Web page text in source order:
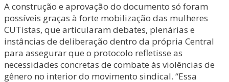
A construção e aprovação do documento só foram
possíveis graças à forte mobilização das mulheres
CUTistas, que articularam debates, plenárias e
instâncias de deliberação dentro da própria Central
para assegurar que o protocolo refletisse as
necessidades concretas de combate às violências de
gênero no interior do movimento sindical. “Essa